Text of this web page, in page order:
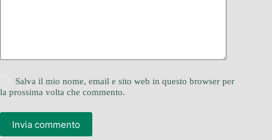
Salva il mio nome, email e sito web in questo browser per
la prossima volta che commento.
Invia commento